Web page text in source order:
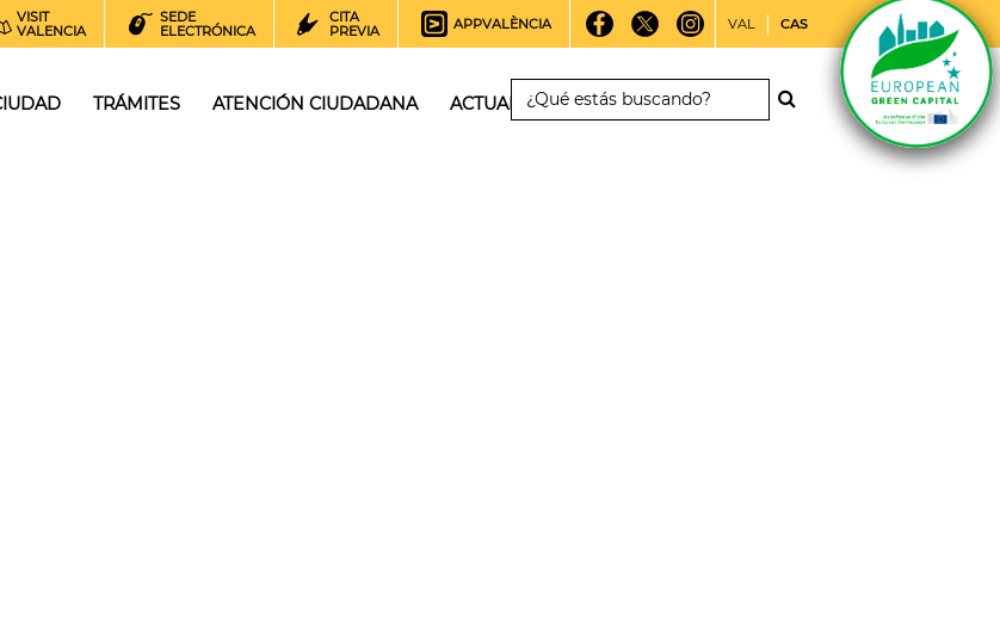
VISIT
VALENCIA
SEDE
ELECTRÓNICA
CITA
PREVIA
APPVALÈNCIA VAL CAS
TRÁMITES ATENCIÓN CIUDADANA ACTUALIDAD